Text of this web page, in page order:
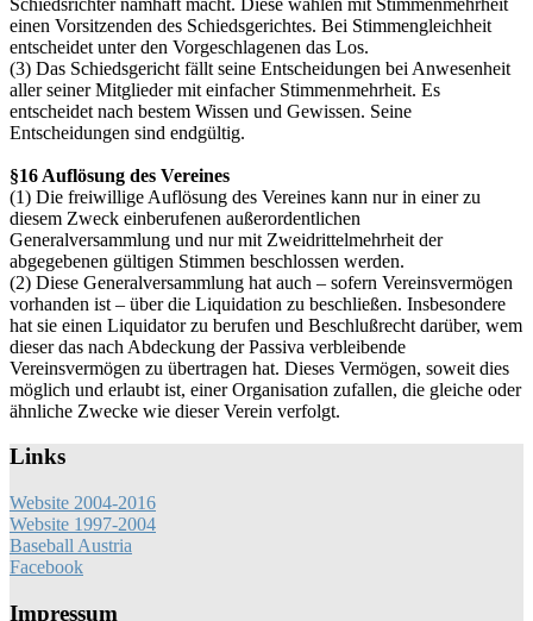
einen Vorsitzenden des Schiedsgerichtes. Bei Stimmengleichheit
entscheidet unter den Vorgeschlagenen das Los.
(3) Das Schiedsgericht fällt seine Entscheidungen bei Anwesenheit
aller seiner Mitglieder mit einfacher Stimmenmehrheit. Es
entscheidet nach bestem Wissen und Gewissen. Seine
Entscheidungen sind endgültig.
§16 Auflösung des Vereines
(1) Die freiwillige Auflösung des Vereines kann nur in einer zu
diesem Zweck einberufenen außerordentlichen
Generalversammlung und nur mit Zweidrittelmehrheit der
abgegebenen gültigen Stimmen beschlossen werden.
(2) Diese Generalversammlung hat auch – sofern Vereinsvermögen
vorhanden ist – über die Liquidation zu beschließen. Insbesondere
hat sie einen Liquidator zu berufen und Beschlußrecht darüber, wem
dieser das nach Abdeckung der Passiva verbleibende
Vereinsvermögen zu übertragen hat. Dieses Vermögen, soweit dies
möglich und erlaubt ist, einer Organisation zufallen, die gleiche oder
ähnliche Zwecke wie dieser Verein verfolgt.
Links
Website 2004-2016
Website 1997-2004
Baseball Austria
Facebook
Impressum